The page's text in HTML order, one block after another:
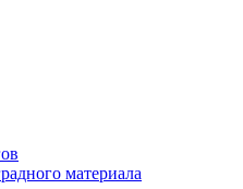
материала